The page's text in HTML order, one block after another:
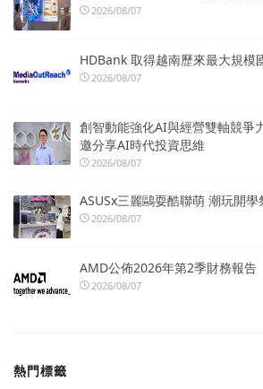
2026/08/07
HDBank 取得越南歷來最大規模
2026/08/07
創智動能強化AI與經營雙軸競爭
邀分享AI時代投資思維
2026/08/07
ASUSx三麗鷗耍酷聯萌 潮玩開學
2026/08/07
AMD公佈2026年第2季財務報告
2026/08/07
熱門標籤